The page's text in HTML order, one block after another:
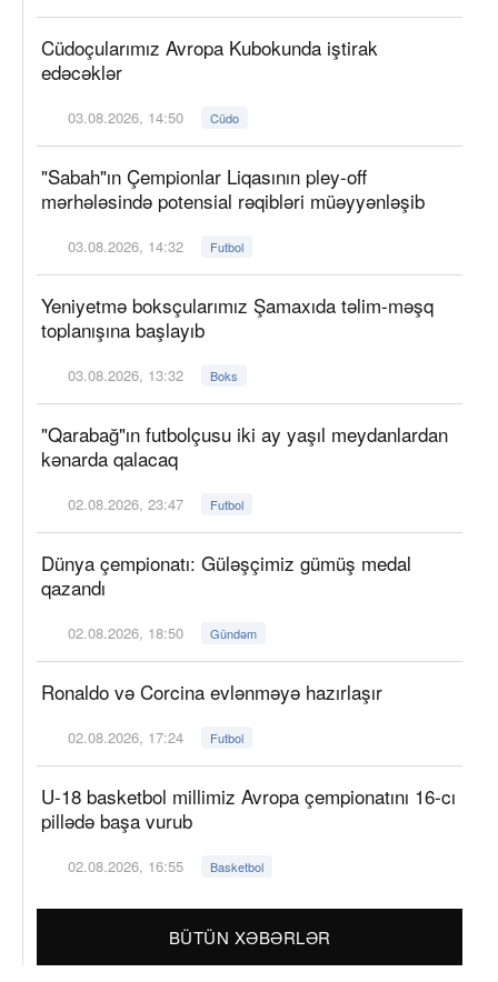
Cüdoçularımız Avropa Kubokunda iştirak
edəcəklər
03.08.2026, 14:50 Cüdo
"Sabah"ın Çempionlar Liqasının pley-off
mərhələsində potensial rəqibləri müəyyənləşib
03.08.2026, 14:32 Futbol
Yeniyetmə boksçularımız Şamaxıda təlim-məşq
toplanışına başlayıb
03.08.2026, 13:32 Boks
"Qarabağ"ın futbolçusu iki ay yaşıl meydanlardan
kənarda qalacaq
02.08.2026, 23:47 Futbol
Dünya çempionatı: Güləşçimiz gümüş medal
qazandı
02.08.2026, 18:50 Gündəm
Ronaldo və Corcina evlənməyə hazırlaşır
02.08.2026, 17:24 Futbol
U-18 basketbol millimiz Avropa çempionatını 16-cı
pillədə başa vurub
02.08.2026, 16:55 Basketbol
BÜTÜN XƏBƏRLƏR